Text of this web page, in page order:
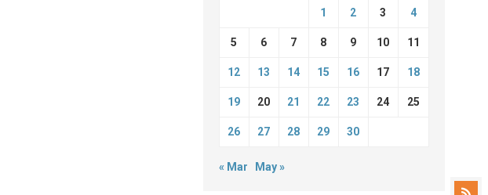
1 2 3 4
5 6 7 8 9 10 11
12 13 14 15 16 17 18
19 20 21 22 23 24 25
26 27 28 29 30
« Mar May »